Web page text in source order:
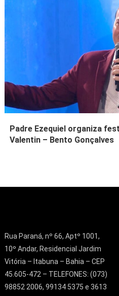
Padre Ezequiel organiza
Valentin – Bento Gonçalves
Rua Paraná, nº 66, Aptº 1001,
10º Andar, Residencial Jardim
Vitória – Itabuna – Bahia – CEP
45.605-472 – TELEFONES: (073)
98852 2006, 99134 5375 e 3613